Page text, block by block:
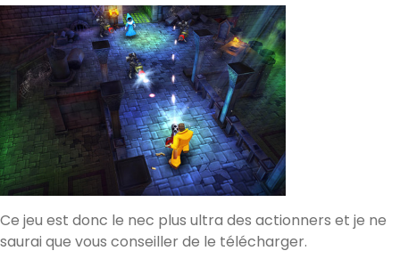
Ce jeu est donc le nec plus ultra des actionners et je ne
saurai que vous conseiller de le télécharger.